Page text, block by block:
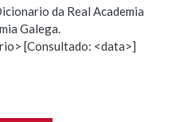
erro na palabra
da Real Academia
Galega.
[Consultado: <data>]